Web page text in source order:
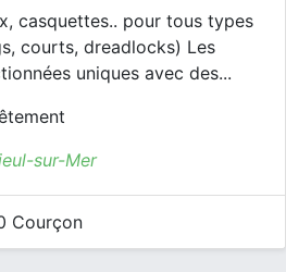
casquettes.. pour tous types
courts, dreadlocks) Les
uniques avec des...
sur-Mer
Courçon